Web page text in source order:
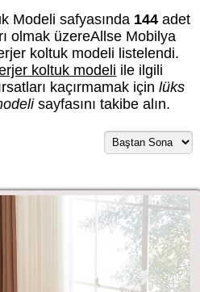
Modeli safyasında 144adet
olmak üzereAllse Mobilya
koltuk modeli listelendi.
koltuk modeli ile ilgili
kaçırmamak içinlüks
sayfasını takibe alın.